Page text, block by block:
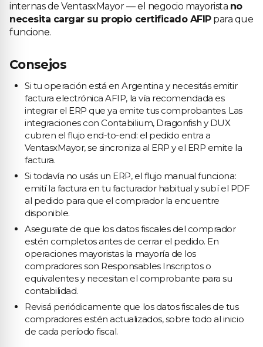
internas de VentasxMayor — el negocio mayorista no
necesita cargar su propio certificado AFIPpara que
funcione.
Consejos
Si tu operación está en Argentina y necesitás emitir
factura electrónica AFIP, la vía recomendada es
integrar el ERP que ya emite tus comprobantes. Las
integraciones con Contabilium, Dragonfish y DUX
cubren el flujo end-to-end: el pedido entra a
VentasxMayor, se sincroniza al ERP y el ERP emite la
factura.
Si todavía no usás un ERP, el flujo manual funciona:
emití la factura en tu facturador habitual y subí el PDF
al pedido para que el comprador la encuentre
disponible.
Asegurate de que los datos fiscales del comprador
estén completos antes de cerrar el pedido. En
operaciones mayoristas la mayoría de los
compradores son Responsables Inscriptos o
equivalentes y necesitan el comprobante para su
contabilidad.
Revisá periódicamente que los datos fiscales de tus
compradores estén actualizados, sobre todo al inicio
de cada período fiscal.